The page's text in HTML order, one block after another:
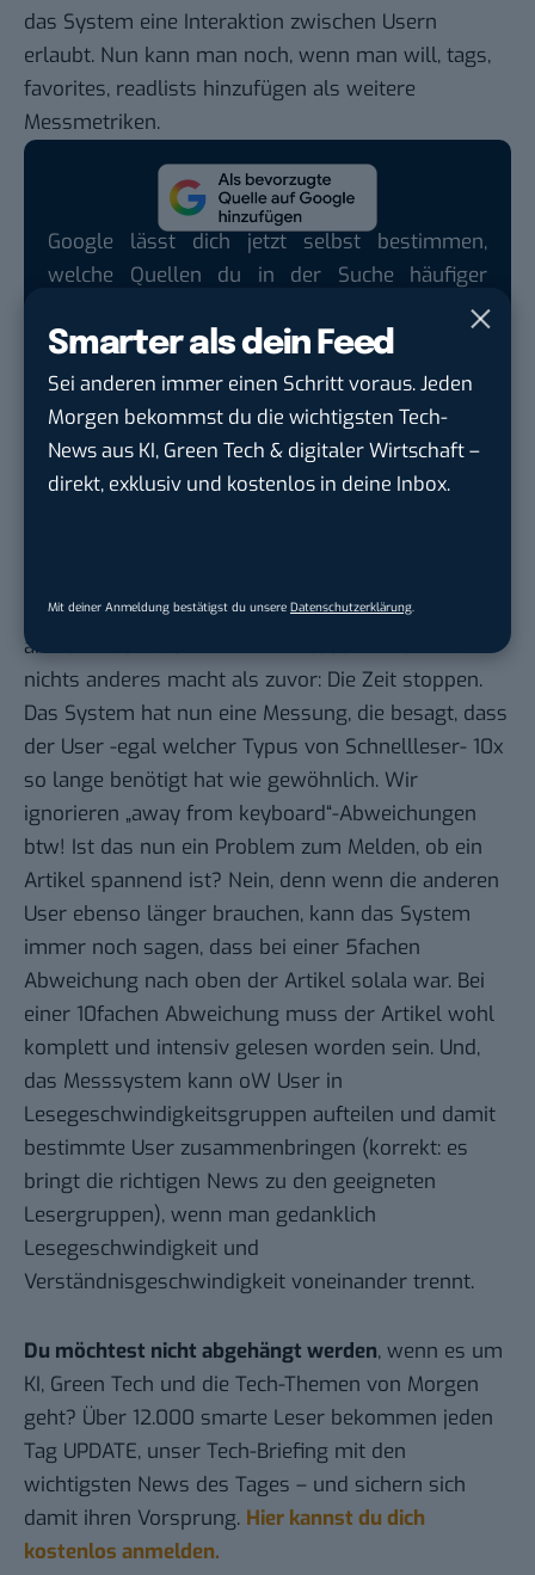
Smarter als dein Feed
Sei anderen immer einen Schritt voraus. Jeden
Morgen bekommst du die wichtigsten Tech-
News aus KI, Green Tech & digitaler Wirtschaft –
direkt, exklusiv und kostenlos in deine Inbox.
Mit deiner Anmeldung bestätigst du unsere Datenschutzerklärung
das System eine Interaktion zwischen Usern
erlaubt. Nun kann man noch, wenn man will, tags,
favorites, readlists hinzufügen als weitere
Messmetriken.
Google lässt dich jetzt selbst bestimmen,
welche Quellen du in der Suche häufiger
siehst. Mit zwei schnellen Klicks kannst du
BASIC thinking kostenlos als bevorzugte
Quelle hinzufügen und damit unabhängigen
Tech-Journalismus unterstützen. Vielen Dank!
Hier basicthinking.de hinzufügen
Langsamversteher dadurch die zehnfache Menge
an Zeit. Auch das kann man messen. Indem man
nichts anderes macht als zuvor: Die Zeit stoppen.
Das System hat nun eine Messung, die besagt, dass
der User -egal welcher Typus von Schnellleser- 10x
so lange benötigt hat wie gewöhnlich. Wir
ignorieren „away from keyboard“-Abweichungen
btw! Ist das nun ein Problem zum Melden, ob ein
Artikel spannend ist? Nein, denn wenn die anderen
User ebenso länger brauchen, kann das System
immer noch sagen, dass bei einer 5fachen
Abweichung nach oben der Artikel solala war. Bei
einer 10fachen Abweichung muss der Artikel wohl
komplett und intensiv gelesen worden sein. Und,
das Messsystem kann oW User in
Lesegeschwindigkeitsgruppen aufteilen und damit
bestimmte User zusammenbringen (korrekt: es
bringt die richtigen News zu den geeigneten
Lesergruppen), wenn man gedanklich
Lesegeschwindigkeit und
Verständnisgeschwindigkeit voneinander trennt.
Du möchtest nicht abgehängt werden, wenn es um
KI, Green Tech und die Tech-Themen von Morgen
geht? Über 12.000 smarte Leser bekommen jeden
Tag UPDATE, unser Tech-Briefing mit den
wichtigsten News des Tages – und sichern sich
damit ihren Vorsprung. Hier kannst du dich
kostenlos anmelden.